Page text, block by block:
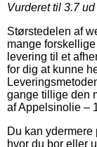
Vurderet til 3.7ud
Størstedelen af
mange
levering til et
for dig at kunne
gange tillige den
af Appelsinolie –
Du kan ydermere
hvor du bor eller